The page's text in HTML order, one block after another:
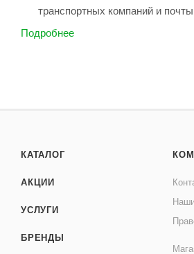
транспортных компаний и
Подробнее
КАТАЛОГ
АКЦИИ
УСЛУГИ
БРЕНДЫ